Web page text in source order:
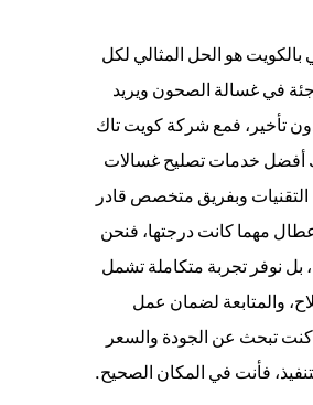
هو الحل المثالي لكل
في غسالة الصحون ويريد
تأخير، فمع شركة كويت تاك
أفضل خدمات تصليح غسالات
وبفريق متخصص قادر
مهما كانت درجتها، فنحن
بل نوفر تجربة متكاملة تشمل
والمتابعة لضمان عمل
كنت تبحث عن الجودة والسعر
فأنت في المكان الصحيح.